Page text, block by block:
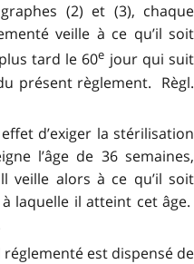
(2) et (3), chaque
veille à ce qu’il soit
tard le 60e jour qui suit
présent règlement. Règl.
d’exiger la stérilisation
l’âge de 36 semaines,
veille alors à ce qu’il soit
laquelle il atteint cet âge.
est dispensé de